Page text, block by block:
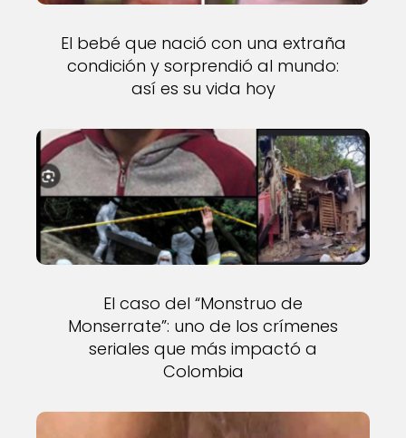
El bebé que nació con una extraña
condición y sorprendió al mundo:
así es su vida hoy
El caso del “Monstruo de
Monserrate”: uno de los crímenes
seriales que más impactó a
Colombia